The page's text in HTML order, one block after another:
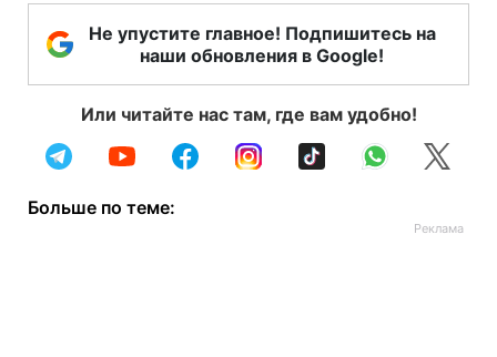
Не упустите главное! Подпишитесь на
наши обновления в Google!
Или читайте нас там, где вам удобно!
Больше по теме: